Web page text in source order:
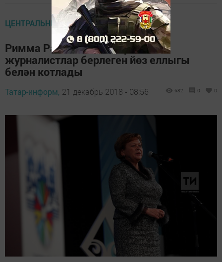
ЦЕНТРАЛЬНЫЕ НОВОСТИ
Римма Ратникова Татарстан
журналистлар берлеген йөз еллыгы
белән котлады
Татар-информ, 21 декабрь 2018 - 08:56 682 0 0